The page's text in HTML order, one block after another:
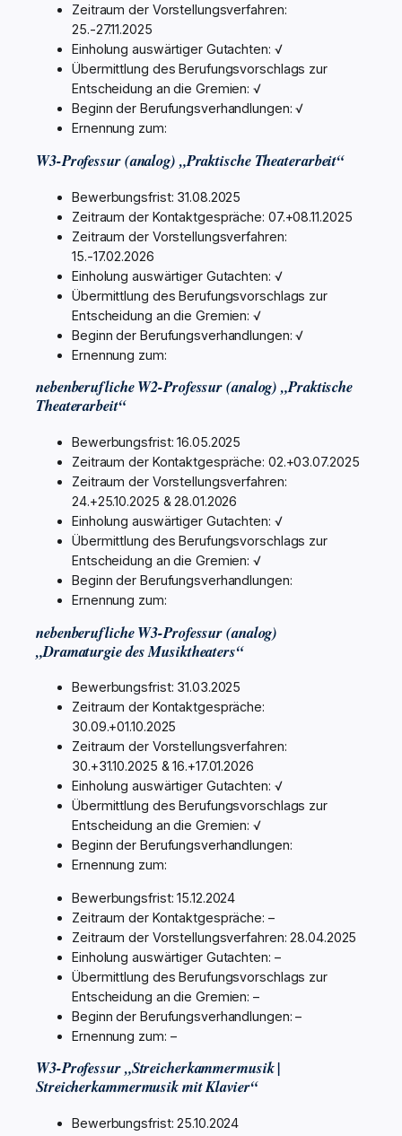
Zeitraum der Vorstellungsverfahren:
25.-27.11.2025
Einholung auswärtiger Gutachten: √
Übermittlung des Berufungsvorschlags zur
Entscheidung an die Gremien: √
Beginn der Berufungsverhandlungen: √
Ernennung zum:
W3-Professur (analog) „Praktische Theaterarbeit“
Bewerbungsfrist: 31.08.2025
Zeitraum der Kontaktgespräche: 07.+08.11.2025
Zeitraum der Vorstellungsverfahren:
15.-17.02.2026
Einholung auswärtiger Gutachten: √
Übermittlung des Berufungsvorschlags zur
Entscheidung an die Gremien: √
Beginn der Berufungsverhandlungen: √
Ernennung zum:
nebenberufliche W2-Professur (analog) „Praktische
Theaterarbeit“
Bewerbungsfrist: 16.05.2025
Zeitraum der Kontaktgespräche: 02.+03.07.2025
Zeitraum der Vorstellungsverfahren:
24.+25.10.2025 & 28.01.2026
Einholung auswärtiger Gutachten: √
Übermittlung des Berufungsvorschlags zur
Entscheidung an die Gremien: √
Beginn der Berufungsverhandlungen:
Ernennung zum:
nebenberufliche W3-Professur (analog)
„Dramaturgie des Musiktheaters“
Bewerbungsfrist: 31.03.2025
Zeitraum der Kontaktgespräche:
30.09.+01.10.2025
Zeitraum der Vorstellungsverfahren:
30.+31.10.2025 & 16.+17.01.2026
Einholung auswärtiger Gutachten: √
Übermittlung des Berufungsvorschlags zur
Entscheidung an die Gremien: √
Beginn der Berufungsverhandlungen:
Ernennung zum:
Bewerbungsfrist: 15.12.2024
Zeitraum der Kontaktgespräche: –
Zeitraum der Vorstellungsverfahren: 28.04.2025
Einholung auswärtiger Gutachten: –
Übermittlung des Berufungsvorschlags zur
Entscheidung an die Gremien: –
Beginn der Berufungsverhandlungen: –
Ernennung zum: –
W3-Professur „Streicherkammermusik |
Streicherkammermusik mit Klavier“
Bewerbungsfrist: 25.10.2024